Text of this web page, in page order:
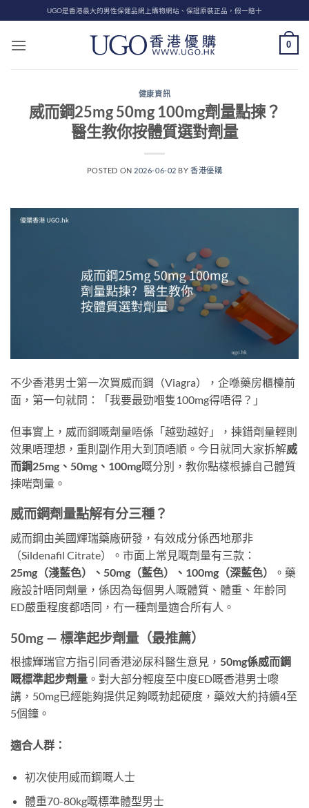
to
content
UGO是香港最大的男性保健品網上購物網站、保證原裝正品，假一賠十
0
健康資訊
威而鋼25mg 50mg 100mg劑量點揀？
醫生教你按體質選對劑量
POSTED ON 2026-06-02 BY香港優購
不少香港男士第一次買威而鋼（Viagra），企喺藥房櫃檯前
面，第一句就問：「我要最勁嗰隻100mg得唔得？」
但事實上，威而鋼嘅劑量唔係「越勁越好」，揀錯劑量輕則
效果唔理想，重則副作用大到頂唔順。今日就同大家拆解威
而鋼25mg、50mg、100mg嘅分別，教你點樣根據自己體質
揀啱劑量。
威而鋼劑量點解有分三種？
威而鋼由美國輝瑞藥廠研發，有效成分係西地那非
（Sildenafil Citrate）。市面上常見嘅劑量有三款：
25mg（淺藍色）、50mg（藍色）、100mg（深藍色）
。藥
廠設計唔同劑量，係因為每個男人嘅體質、體重、年齡同
ED嚴重程度都唔同，冇一種劑量適合所有人。
50mg — 標準起步劑量（最推薦）
根據輝瑞官方指引同香港泌尿科醫生意見， 50mg係威而鋼
嘅標準起步劑量 。對大部分輕度至中度ED嘅香港男士嚟
講，50mg已經能夠提供足夠嘅勃起硬度，藥效大約持續4至
5個鐘。
適合人群：
初次使用威而鋼嘅人士
體重70-80kg嘅標準體型男士